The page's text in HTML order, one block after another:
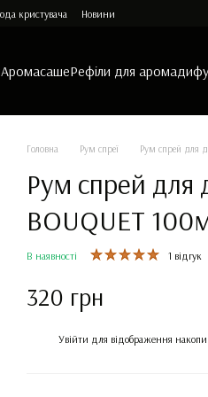
кристувача Новини
АромасашеРефіли для
Головна Рум спреї Рум спрей для
Рум спрей для
BOUQUET
В наявності 1 відгук
320 грн
Увійти для відображення